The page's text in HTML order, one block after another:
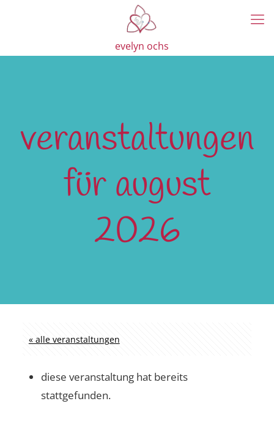
evelyn ochs
veranstaltungen
für august
2026
« alle veranstaltungen
diese veranstaltung hat bereits
stattgefunden.